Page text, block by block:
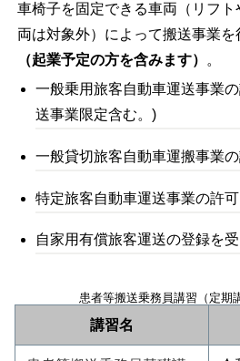
車椅子を固定できる車両（リフ
両は対象外）によって搬送事業を
（起業予定の方を含みます）
。
一般乗用旅客自動車運送事業
送事業限定含む。)
一般貸切旅客自動車運搬事業
特定旅客自動車運送事業の許
自家用有償旅客運送の登録を
患者等搬送乗務員講習（定期
講習名